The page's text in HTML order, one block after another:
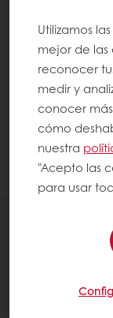
Esto no es
podríamos
varias
electrónico/
actualidad,
una con un
crear
Utilizamos
mejor de las
reconocer
medir y
conocer
cómo
nuestra
"Acepto las
para usar
Percepción del